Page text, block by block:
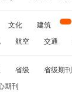
文化 建筑
航空 交通
省级 省级期刊
期刊